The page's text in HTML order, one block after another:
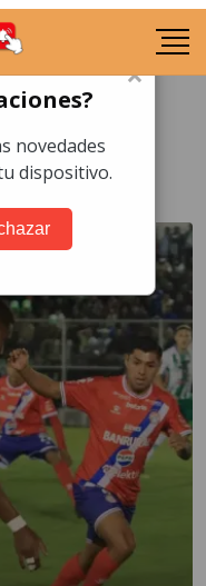
×
novedades
dispositivo.